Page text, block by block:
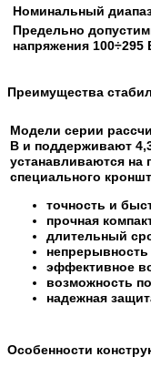
Номинальный
Предельно
напряжения 100÷295
Преимущества
Модели серии
В и поддерживают
устанавливаются на
специального
точность и
прочная
длительный
эффективное
возможность
надежная
Особенности